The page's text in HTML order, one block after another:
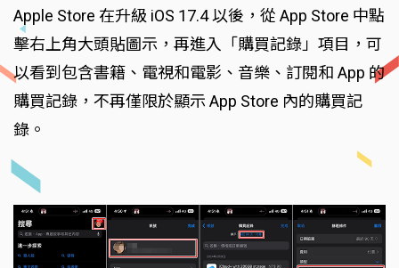
Apple Store 在升級 iOS 17.4 以後，從 App Store 中點
擊右上角大頭貼圖示，再進入「購買記錄」項目，可
以看到包含書籍、電視和電影、音樂、訂閱和 App 的
購買記錄，不再僅限於顯示 App Store 內的購買記
錄。